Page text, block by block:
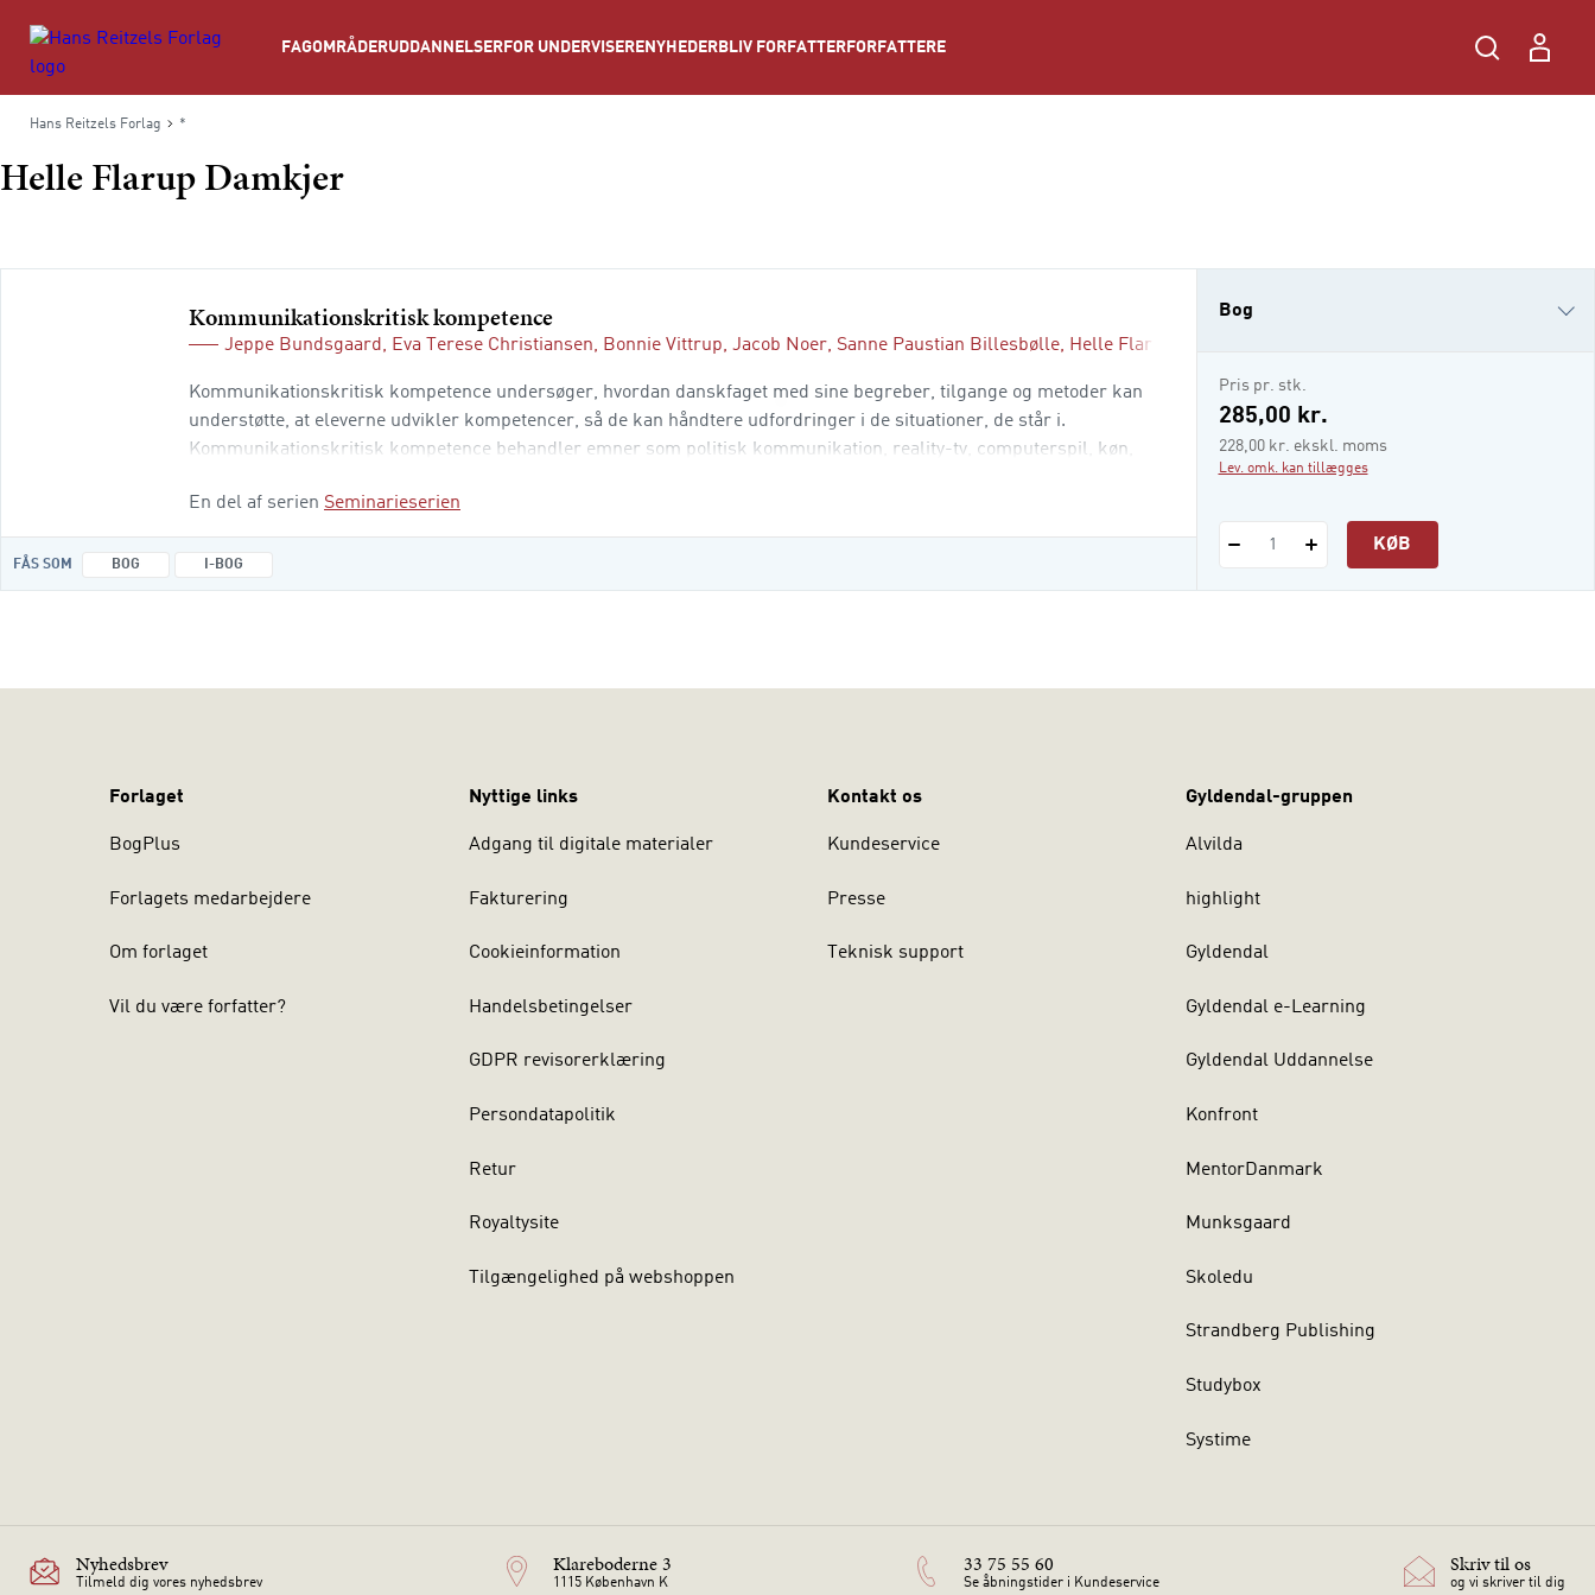
FAGOMRÅDERUDDANNELSER FOR UNDERVISERE NYHEDER BLIV FORFATTER FORFATTERE
Hans Reitzels Forlag *
Helle Flarup Damkjer
Kommunikationskritisk kompetence
Jeppe Bundsgaard, Eva Terese Christiansen, Bonnie Vittrup, Jacob Noer, Sanne Paustian Billesbølle, Helle Flarup Damkjer
Kommunikationskritisk kompetence undersøger, hvordan danskfaget med sine begreber, tilgange og metoder kan
understøtte, at eleverne udvikler kompetencer, så de kan håndtere udfordringer i de situationer, de står i.
Kommunikationskritisk kompetence behandler emner som politisk kommunikation, reality-tv, computerspil, køn,
En del af serien Seminarieserien
FÅS SOM BOG I-BOG
Bog
i-bog
Pris pr. stk.
285,00 kr.
228,00 kr. ekskl. moms
Lev. omk. kan tillægges
1 KØB
Forlaget
BogPlus
Forlagets medarbejdere
Om forlaget
Vil du være forfatter?
Nyttige links
Adgang til digitale materialer
Fakturering
Cookieinformation
Handelsbetingelser
GDPR revisorerklæring
Persondatapolitik
Retur
Royaltysite
Tilgængelighed på webshoppen
Kontakt os
Kundeservice
Presse
Teknisk support
Gyldendal-gruppen
Alvilda
highlight
Gyldendal
Gyldendal e-Learning
Gyldendal Uddannelse
Konfront
MentorDanmark
Munksgaard
Skoledu
Strandberg Publishing
Studybox
Systime
Nyhedsbrev
Tilmeld dig vores nyhedsbrev
Klareboderne 3
1115 København K
33 75 55 60
Se åbningstider i Kundeservice
Skriv til os
og vi skriver til dig